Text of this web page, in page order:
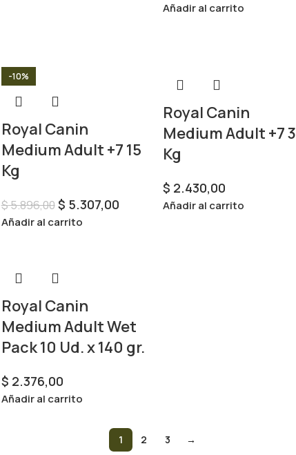
Añadir al carrito
-10%
Royal Canin
Medium Adult +7 15
Kg
$5.896,00$ 5.307,00
Añadir al carrito
Royal Canin
Medium Adult +7 3
Kg
$ 2.430,00
Añadir al carrito
Royal Canin
Medium Adult Wet
Pack 10 Ud. x 140 gr.
$ 2.376,00
Añadir al carrito
1 2 3 →